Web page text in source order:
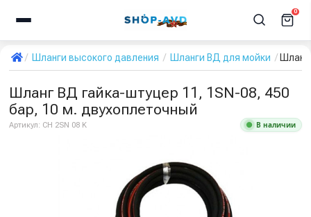
0
Шланги высокого давления Шланги ВД для мойки Шланг
Шланг ВД гайка-штуцер 11, 1SN-08, 450
бар, 10 м. двухоплеточный
Артикул: CH 2SN 08 K В наличии